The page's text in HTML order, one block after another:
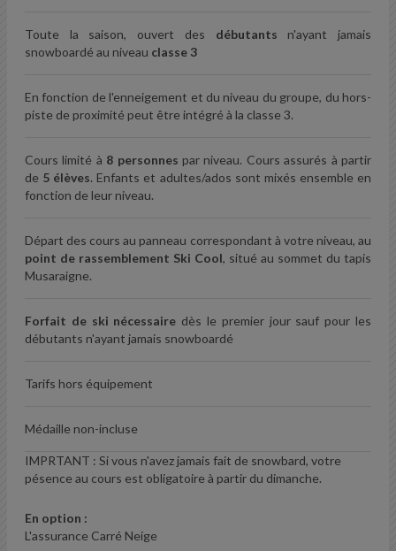
Toute la saison, ouvert des débutants n'ayant jamais
snowboardé au niveau classe 3
En fonction de l'enneigement et du niveau du groupe, du hors-
piste de proximité peut être intégré à la classe 3.
Cours limité à 8 personnes par niveau. Cours assurés à partir
de 5 élèves. Enfants et adultes/ados sont mixés ensemble en
fonction de leur niveau.
Départ des cours au panneau correspondant à votre niveau, au
point de rassemblement Ski Cool, situé au sommet du tapis
Musaraigne.
Forfait de ski nécessaire dès le premier jour sauf pour les
débutants n'ayant jamais snowboardé
Tarifs hors équipement
Médaille non-incluse
IMPRTANT : Si vous n'avez jamais fait de snowbard, votre
pésence au cours est obligatoire à partir du dimanche.
En option :
L'assurance Carré Neige